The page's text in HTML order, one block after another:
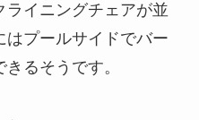
イニングチェアが並
はプールサイドでバー
るそうです。